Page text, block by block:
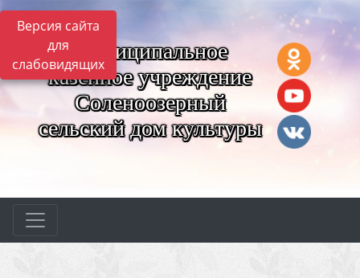
Версия сайта
для
слабовидящих
Муниципальное
казённое учреждение
Соленоозерный
сельский дом культуры